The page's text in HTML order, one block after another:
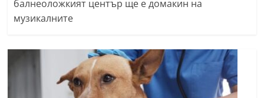
балнеоложкият център ще е домакин на
музикалните